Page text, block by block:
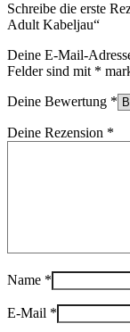
Schreibe die erste
Adult Kabeljau“
Deine E-Mail-
Felder sind mit *
Deine Bewertung *
Deine Rezension *
Name *
E-Mail *